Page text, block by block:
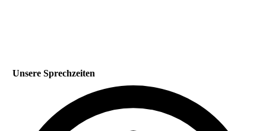
Unsere Sprechzeiten